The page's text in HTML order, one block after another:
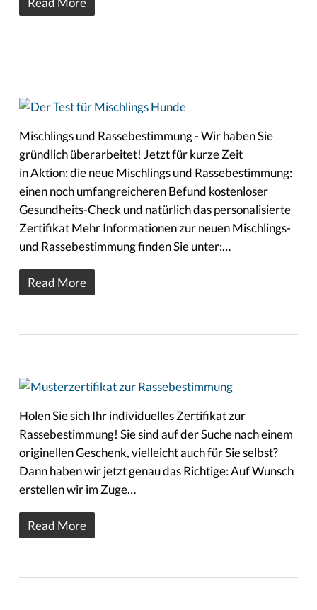
Mischlings und Rassebestimmung - Wir haben Sie
gründlich überarbeitet! Jetzt für kurze Zeit
in Aktion: die neue Mischlings und Rassebestimmung:
einen noch umfangreicheren Befund kostenloser
Gesundheits-Check und natürlich das personalisierte
Zertifikat Mehr Informationen zur neuen Mischlings-
und Rassebestimmung finden Sie unter:…
Read More
Holen Sie sich Ihr individuelles Zertifikat zur
Rassebestimmung! Sie sind auf der Suche nach einem
originellen Geschenk, vielleicht auch für Sie selbst?
Dann haben wir jetzt genau das Richtige: Auf Wunsch
erstellen wir im Zuge…
Read More